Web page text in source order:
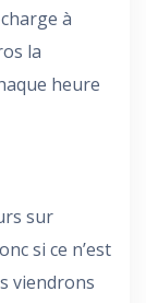
à
la
heure
sur
si ce n’est
viendrons